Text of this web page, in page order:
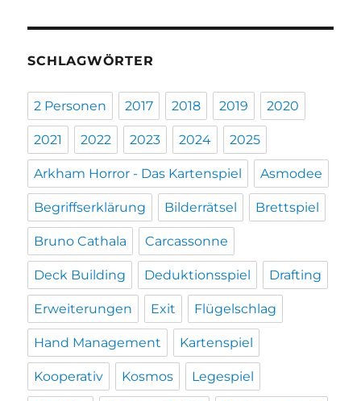
SCHLAGWÖRTER
2 Personen 2017 2018 2019 2020
2021 2022 2023 2024 2025
Arkham Horror - Das Kartenspiel Asmodee
Begriffserklärung Bilderrätsel Brettspiel
Bruno Cathala Carcassonne
Deck Building Deduktionsspiel Drafting
Erweiterungen Exit Flügelschlag
Hand Management Kartenspiel
Kooperativ Kosmos Legespiel